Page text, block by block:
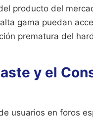
producto del
gama puedan
prematura del
y el
usuarios en foros